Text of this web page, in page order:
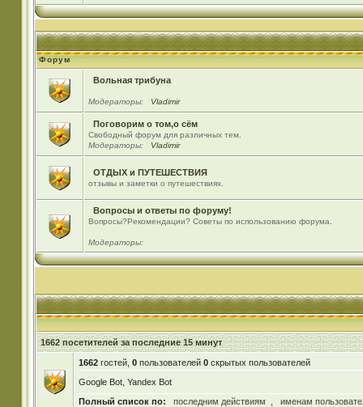
Форум
Вольная трибуна
Модераторы: Vladimir
Поговорим о том,о сём
Свободный форум для различных тем.
Модераторы:
Vladimir
ОТДЫХ и ПУТЕШЕСТВИЯ
отзывы и заметки о путешествиях.
Вопросы и ответы по форуму!
Вопросы?Рекомендации? Советы по использованию форума.
Модераторы:
1662 посетителей за последние 15 минут
1662гостей, 0пользователей 0скрытых пользователей
Google Bot, Yandex Bot
Полный список по:
последним действиям именам